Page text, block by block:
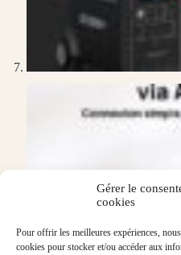
Gérer le
cookies
Pour offrir les meilleures expériences,
cookies pour stocker et/ou accéder aux